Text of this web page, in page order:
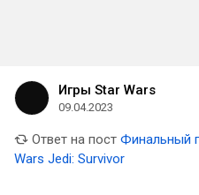
Игры Star Wars
09.04.2023
Ответ на пост Финальный
Wars Jedi: Survivor